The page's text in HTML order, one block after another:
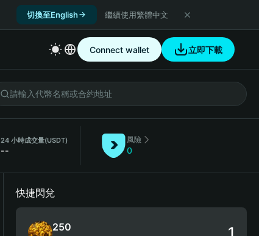
切換至English 繼續使用繁體中文
Connect wallet 立即下載
24 小時成交量(USDT)
--
風險
0
快捷閃兌
250